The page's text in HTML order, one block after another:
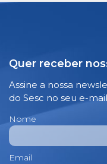
Quer receber
Assine a nossa
do Sesc no seu e-
Nome
Email